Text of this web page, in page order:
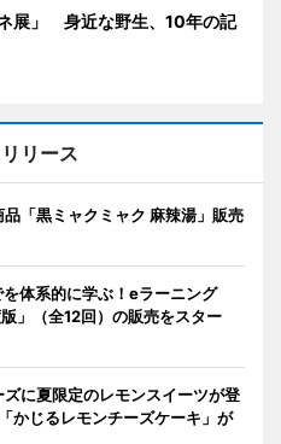
展」 身近な野生、10年の記
リース
「黒ミャクミャク 麻辣湯」販売
を体系的に学ぶ！eラーニング
」（全12回）の販売をスター
に夏限定のレモンスイーツが登
かじるレモンチーズケーキ」が